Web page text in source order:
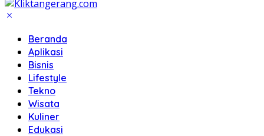
Beranda
Aplikasi
Bisnis
Lifestyle
Tekno
Wisata
Kuliner
Edukasi